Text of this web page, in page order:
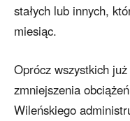
stałych lub innych,
miesiąc.
Oprócz wszystkich
zmniejszenia
Wileńskiego